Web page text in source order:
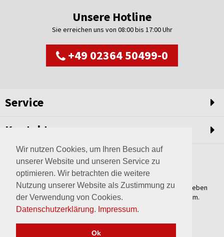
Wir nutzen Cookies, um Ihren Besuch auf
unserer Website und unseren Service zu
optimieren. Wir betrachten die weitere
Nutzung unserer Website als Zustimmung zu
der Verwendung von Cookies.
Datenschutzerklärung. Impressum.
Ok
Unsere Hotline
Sie erreichen uns von 08:00 bis 17:00 Uhr
+49 02364 50499-0
Service
Kontakt
Weltweit setzen wir unsere Erfahrungswerte und unser Streben
nach innovativen Lösungen in unvergleichliche Anlagen um.
Erfahren Sie mehr über uns.